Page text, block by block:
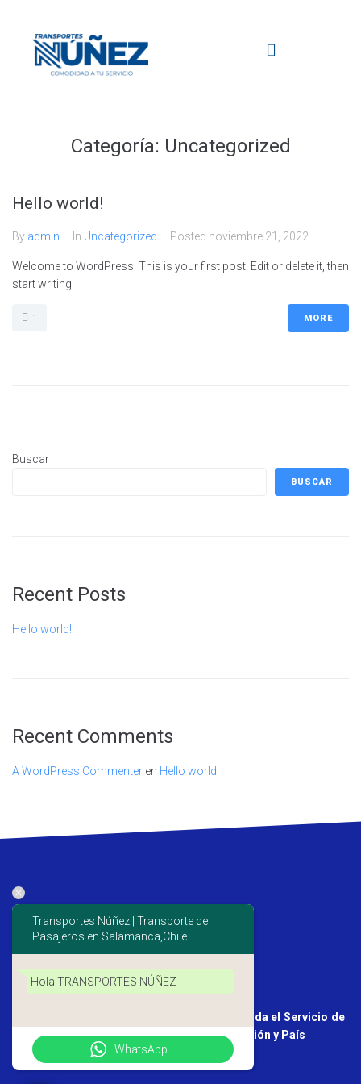
Categoría: Uncategorized
Hello world!
By admin In Uncategorized Posted noviembre 21, 2022
Welcome to WordPress. This is your first post. Edit or delete it, then
start writing!
1 MORE
Buscar
BUSCAR
Recent Posts
Hello world!
Recent Comments
A WordPress Commenter en Hello world!
Somos una Empresa de Salamanca que brinda el Servicio de
Transporte Ejecutivo de Pasajeros en la Región y País
Transportes Núñez | Transporte de
Pasajeros en Salamanca,Chile
Hola TRANSPORTES NÚÑEZ
WhatsApp